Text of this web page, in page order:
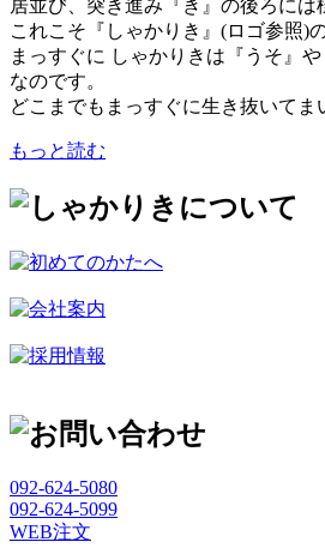
居並び、突き進み『き』の後ろには
これこそ『しゃかりき』(ロゴ参照)
まっすぐに しゃかりきは『うそ』
なのです。
どこまでもまっすぐに生き抜いてま
もっと読む
092-624-5080
092-624-5099
WEB注文